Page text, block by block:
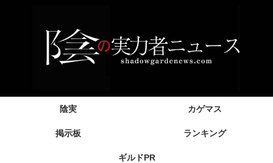
陰実 カゲマス
掲示板 ランキング
ギルドPR